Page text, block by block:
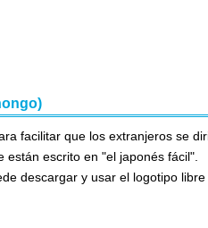
que los extranjeros se dirijan a los
escrito en "el japonés fácil".